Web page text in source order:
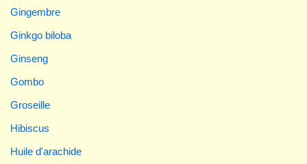
Gingembre
Ginkgo biloba
Ginseng
Gombo
Groseille
Hibiscus
Huile d'arachide